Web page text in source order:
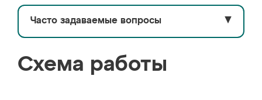
Часто задаваемые вопросы ▼
Схема работы